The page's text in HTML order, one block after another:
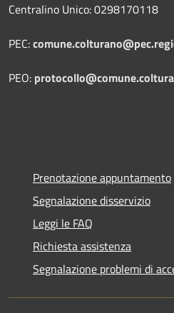
Centralino Unico: 0298170118
PEC:
PEO:
Prenotazione appuntamento
Segnalazione disservizio
Leggi le FAQ
Richiesta assistenza
Segnalazione problemi di